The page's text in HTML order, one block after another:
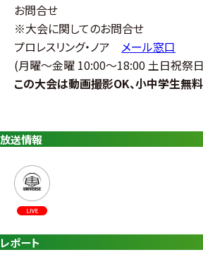
お問合せ
※大会に関してのお問合せ
プロレスリング・ノア メール窓口
(月曜〜金曜 10:00〜18:00土日祝祭日
この大会は動画撮影OK、小中学生無料
放送情報
レポート